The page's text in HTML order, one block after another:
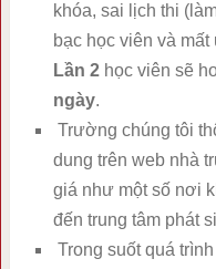
khóa, sai lịch thi
bạc học viên và
Lần 2học viên sẽ
ngày.
Trường chúng tôi
dung trên web nhà
giá như một số nơi
đến trung tâm phát
Trong suốt quá